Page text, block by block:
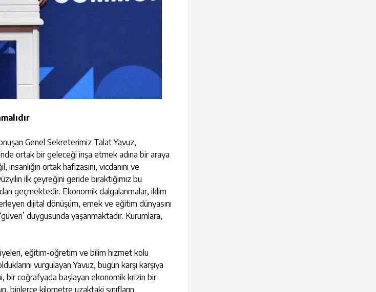
Genel Sekreterimiz Talat Yavuz,
ortak bir geleceği inşa etmek adına bir araya
ortak hafızasını, vicdanını ve
ilk çeyreğini geride bıraktığımız bu
geçmektedir. Ekonomik dalgalanmalar, iklim
dijital dönüşüm, emek ve eğitim dünyasını
duygusunda yaşanmaktadır. Kurumlara,
üyeleri, eğitim-öğretim ve bilim hizmet kolu
vurgulayan Yavuz, bugün karşı karşıya
bir coğrafyada başlayan ekonomik krizin bir
binlerce kilometre uzaktaki sınıfların